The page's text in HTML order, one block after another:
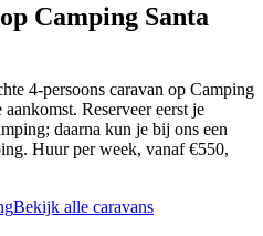
Camping Santa
4-persoons caravan op Camping
Reserveer eerst je
daarna kun je bij ons een
Huur per week, vanaf €550,
Bekijk alle caravans